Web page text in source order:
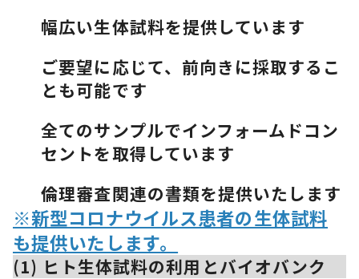
幅広い生体試料を提供しています
ご要望に応じて、前向きに採取するこ
とも可能です
全てのサンプルでインフォームドコン
セントを取得しています
倫理審査関連の書類を提供いたします
※新型コロナウイルス患者の生体試料
も提供いたします。
(1) ヒト生体試料の利用とバイオバンク